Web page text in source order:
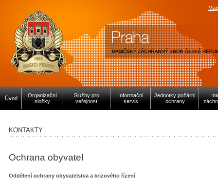
Úvod
Organizační
složky
Služby pro
veřejnost
Informační
servis
Jednotky požární
ochrany
KONTAKTY
Ochrana obyvatel
Oddělení ochrany obyvatelstva a krizového řízení